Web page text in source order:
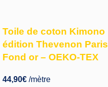
Toile de coton Kimono
édition Thevenon Paris
Fond or – OEKO-TEX
44,90€ /mètre